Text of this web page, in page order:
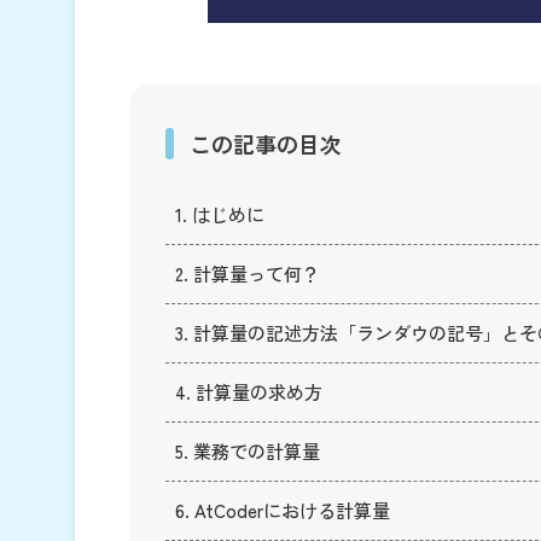
この記事の目次
1. はじめに
2. 計算量って何？
3. 計算量の記述方法「ランダウの記号」と
4. 計算量の求め方
5. 業務での計算量
6. AtCoderにおける計算量